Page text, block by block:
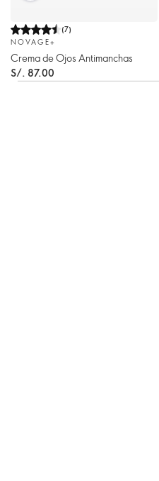
(7)
NOVAGE+
Crema de Ojos Antimanchas
S/. 87.00